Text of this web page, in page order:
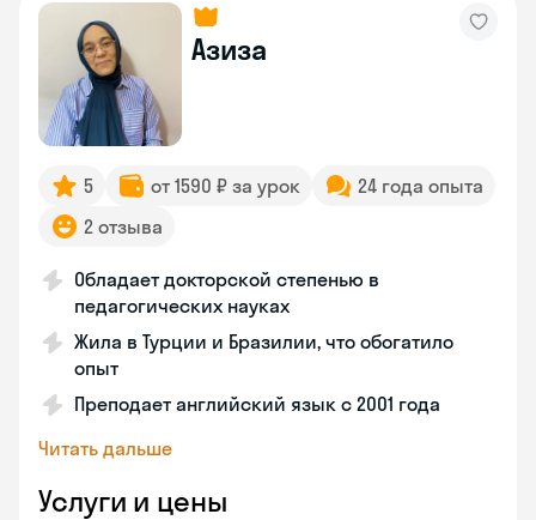
Азиза
5 от 1590 ₽ за урок
24 года опыта
2 отзыва
Обладает докторской степенью в
педагогических науках
Жила в Турции и Бразилии, что обогатило
опыт
Преподает английский язык с 2001 года
Читать дальше
Услуги и цены